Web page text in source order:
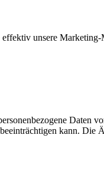
unsere
Daten
kann. Die